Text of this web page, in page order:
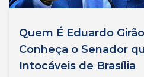
Quem É Eduardo
Conheça o Senador
Intocáveis de Brasília